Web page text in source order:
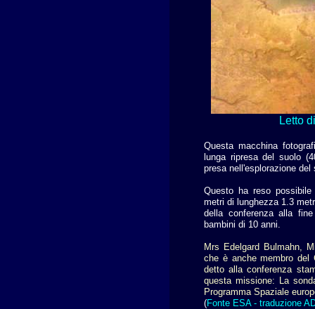
Letto
Questa macchina
lunga ripresa del suolo
presa nell'esplorazione
Questo ha reso
metri di lunghezza 1.3
della conferenza alla
bambini di 10 anni.
Mrs Edelgard Bulmahn,
che è anche membro del
detto alla conferenza
questa missione: La
Programma Spaziale
(Fonte ESA - traduzione